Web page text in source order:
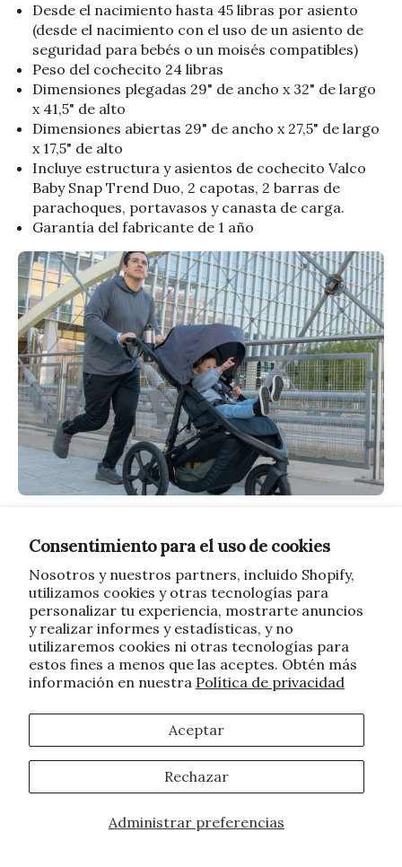
Consentimiento para el uso de cookies
Nosotros y nuestros partners, incluido Shopify,
utilizamos cookies y otras tecnologías para
personalizar tu experiencia, mostrarte anuncios
y realizar informes y estadísticas, y no
utilizaremos cookies ni otras tecnologías para
estos fines a menos que las aceptes. Obtén más
información en nuestra Política de privacidad
Administrar preferencias
Aceptar
Rechazar
Desde el nacimiento hasta 45 libras por asiento
(desde el nacimiento con el uso de un asiento de
seguridad para bebés o un moisés compatibles)
Peso del cochecito 24 libras
Dimensiones plegadas 29" de ancho x 32" de largo
x 41,5" de alto
Dimensiones abiertas 29" de ancho x 27,5" de largo
x 17,5" de alto
Incluye estructura y asientos de cochecito Valco
Baby Snap Trend Duo, 2 capotas, 2 barras de
parachoques, portavasos y canasta de carga.
Garantía del fabricante de 1 año
padres altos:BOB Gear Wayfinder
Altura del manillar de 45,5"
Suspensión doble independiente
Jogger de plegado compacto
Rueda delantera giratoria con bloqueo
ElBOB Gear Wayfindercombina rendimiento
todoterreno con facilidad para el día a día, lo que lo
convierte en una excelente opción para familias
manillar de altura ajustable,
padres altos pueden empujarlo cómodamente, sin
encorvarse, patear las ruedas ni pelearse por el
espacio.
Ya sea que estés trotando por senderos o